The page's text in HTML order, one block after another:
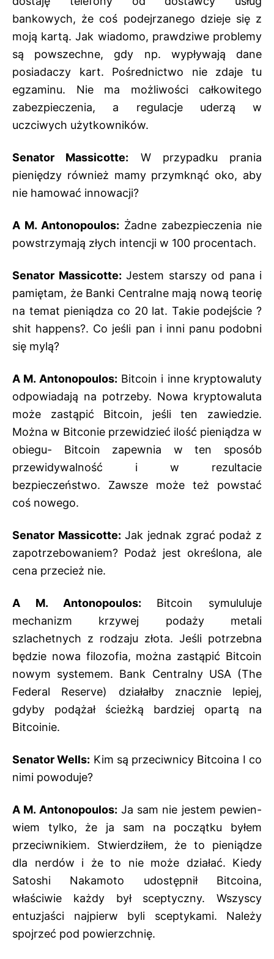
bankowych, że coś podejrzanego dzieje się z
moją kartą. Jak wiadomo, prawdziwe problemy
są powszechne, gdy np. wypływają dane
posiadaczy kart. Pośrednictwo nie zdaje tu
egzaminu. Nie ma możliwości całkowitego
zabezpieczenia, a regulacje uderzą w
uczciwych użytkowników.
Senator Massicotte: W przypadku prania
pieniędzy również mamy przymknąć oko, aby
nie hamować innowacji?
A M. Antonopoulos: Żadne zabezpieczenia nie
powstrzymają złych intencji w 100 procentach.
Senator Massicotte: Jestem starszy od pana i
pamiętam, że Banki Centralne mają nową teorię
na temat pieniądza co 20 lat. Takie podejście ?
shit happens?. Co jeśli pan i inni panu podobni
się mylą?
A M. Antonopoulos: Bitcoin i inne kryptowaluty
odpowiadają na potrzeby. Nowa kryptowaluta
może zastąpić Bitcoin, jeśli ten zawiedzie.
Można w Bitconie przewidzieć ilość pieniądza w
obiegu- Bitcoin zapewnia w ten sposób
przewidywalność i w rezultacie
bezpieczeństwo. Zawsze może też powstać
coś nowego.
Senator Massicotte: Jak jednak zgrać podaż z
zapotrzebowaniem? Podaż jest określona, ale
cena przecież nie.
A M. Antonopoulos: Bitcoin symululuje
mechanizm krzywej podaży metali
szlachetnych z rodzaju złota. Jeśli potrzebna
będzie nowa filozofia, można zastąpić Bitcoin
nowym systemem. Bank Centralny USA (The
Federal Reserve) działałby znacznie lepiej,
gdyby podążał ścieżką bardziej opartą na
Bitcoinie.
Senator Wells: Kim są przeciwnicy Bitcoina I co
nimi powoduje?
A M. Antonopoulos: Ja sam nie jestem pewien-
wiem tylko, że ja sam na początku byłem
przeciwnikiem. Stwierdziłem, że to pieniądze
dla nerdów i że to nie może działać. Kiedy
Satoshi Nakamoto udostępnił Bitcoina,
właściwie każdy był sceptyczny. Wszyscy
entuzjaści najpierw byli sceptykami. Należy
spojrzeć pod powierzchnię.